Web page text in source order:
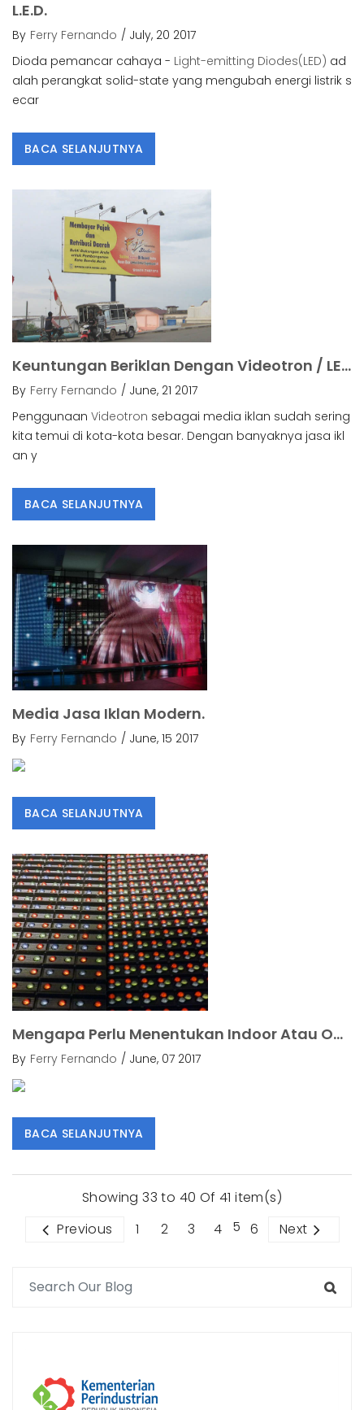
L.E.D.
By Ferry Fernando / July, 20 2017
Dioda pemancar cahaya - Light-emitting Diodes(LED) ad
alah perangkat solid-state yang mengubah energi listrik s
ecar
BACA SELANJUTNYA
Keuntungan Beriklan Dengan Videotron / LED Display.
By Ferry Fernando / June, 21 2017
Penggunaan Videotron sebagai media iklan sudah sering
kita temui di kota-kota besar. Dengan banyaknya jasa ikl
an y
BACA SELANJUTNYA
Media Jasa Iklan Modern.
By Ferry Fernando / June, 15 2017
BACA SELANJUTNYA
Mengapa Perlu Menentukan Indoor Atau Outdoor Suatu Videotron?.
By Ferry Fernando / June, 07 2017
BACA SELANJUTNYA
Showing 33 to 40 Of 41 item(s)
Previous
1 2 3 4 5 6 Next